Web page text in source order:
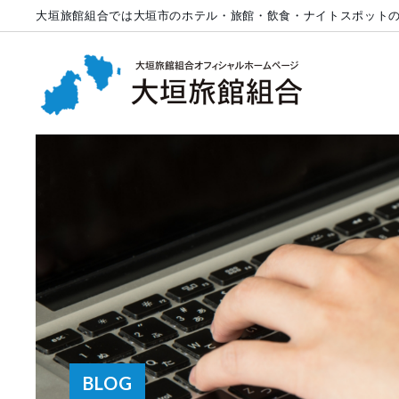
大垣旅館組合では大垣市のホテル・旅館・飲食・ナイトスポット
BLOG